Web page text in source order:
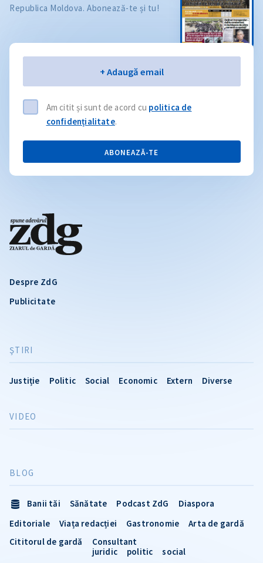
Despre ZdG
Publicitate
ŞTIRI
Justiție Politic Social Economic Extern Diverse
VIDEO
BLOG
Banii tăi Sănătate Podcast ZdG
Diaspora
Editoriale
Viața redacției Gastronomie
Arta de gardă
Cititorul de gardă
Consultant
juridic
politic social
Republica Moldova. Abonează-te și tu!
+ Adaugă email
Am citit și sunt de acord cu politica de
confidențialitate.
ABONEAZĂ-TE